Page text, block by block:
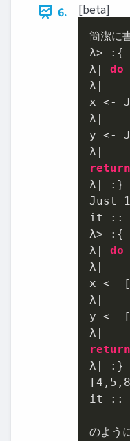
6. [beta]
簡潔に
λ> :{
λ| do
λ|
x <-
λ|
y <-
return
λ| :}
Just
it ::
λ> :{
λ| do
λ|
x <- [
λ|
y <- [
return
λ| :}
[4 , 5 , 8
it ::
のよう